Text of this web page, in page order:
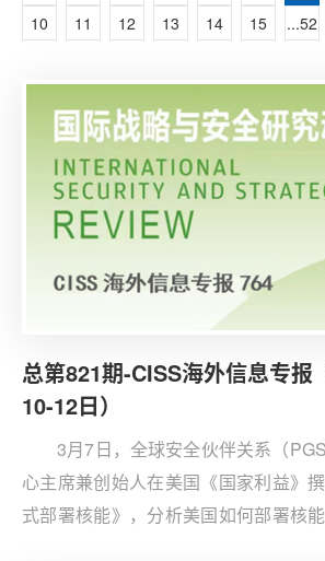
10
11 12 13 14 15 ...52
总第821期-CISS海外信息专报
10-12日）
3月7日，全球安全伙伴关系（
心主席兼创始人在美国《国家利益》
式部署核能》，分析美国如何部署核能